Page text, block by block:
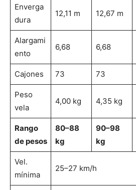
Enverga
dura
12,11 m 12,67 m
Alargami
ento
6,68 6,68
Cajones 73 73
Peso
vela
4,00 kg 4,35 kg
Rango
de pesos
80–88
kg
90–98
kg
Vel.
mínima
25–27 km/h